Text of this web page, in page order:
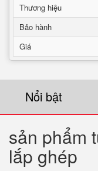
Thương hiệu
Bảo hành
Giá
Nổi bật
sản phẩm
lắp ghép